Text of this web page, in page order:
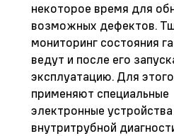
некоторое время для
возможных дефектов.
мониторинг состояния
ведут и после его
эксплуатацию. Для этого
применяют специальные
электронные устройства
внутритрубной